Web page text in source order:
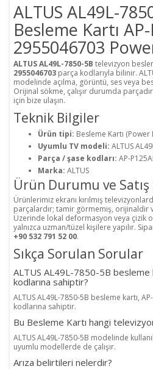
ALTUS AL49L-
Besleme Kartı
2955046703
ALTUS AL49L-7850-5B televizyon
2955046703 parça kodlarıyla bilinir.
modelinde açılma, görüntü, ses veya
Orijinal sökme, çalışır durumda
için bize ulaşın.
Teknik Bilgiler
Ürün tipi: Besleme Kartı
Uyumlu TV modeli: ALTUS
Parça / şase kodları: AP-
Marka: ALTUS
Ürün Durumu ve Satış
Ürünlerimiz ekranı kırılmış
parçalardır; tamir görmemiş, orijinaldir
Üzerinde lokal deformasyon veya çizik
yalnızca uzman/tüzel kişilere yapılır.
+90 532 791 52 00.
Sıkça Sorulan Sorular
ALTUS AL49L-7850-5B besleme
kodlarına sahiptir?
ALTUS AL49L-7850-5B besleme kartı,
kodlarına sahiptir.
Bu Besleme Kartı hangi
ALTUS AL49L-7850-5B modelinde
uyumlu modellerde de çalışır.
Arıza belirtileri nelerdir?